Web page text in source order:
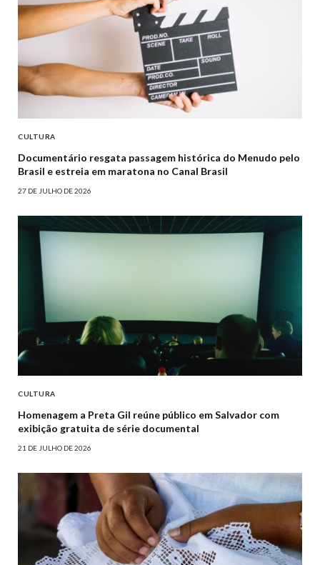
CULTURA
Documentário resgata passagem histórica do Menudo pelo
Brasil e estreia em maratona no Canal Brasil
27 DE JULHO DE 2026
CULTURA
Homenagem a Preta Gil reúne público em Salvador com
exibição gratuita de série documental
21 DE JULHO DE 2026